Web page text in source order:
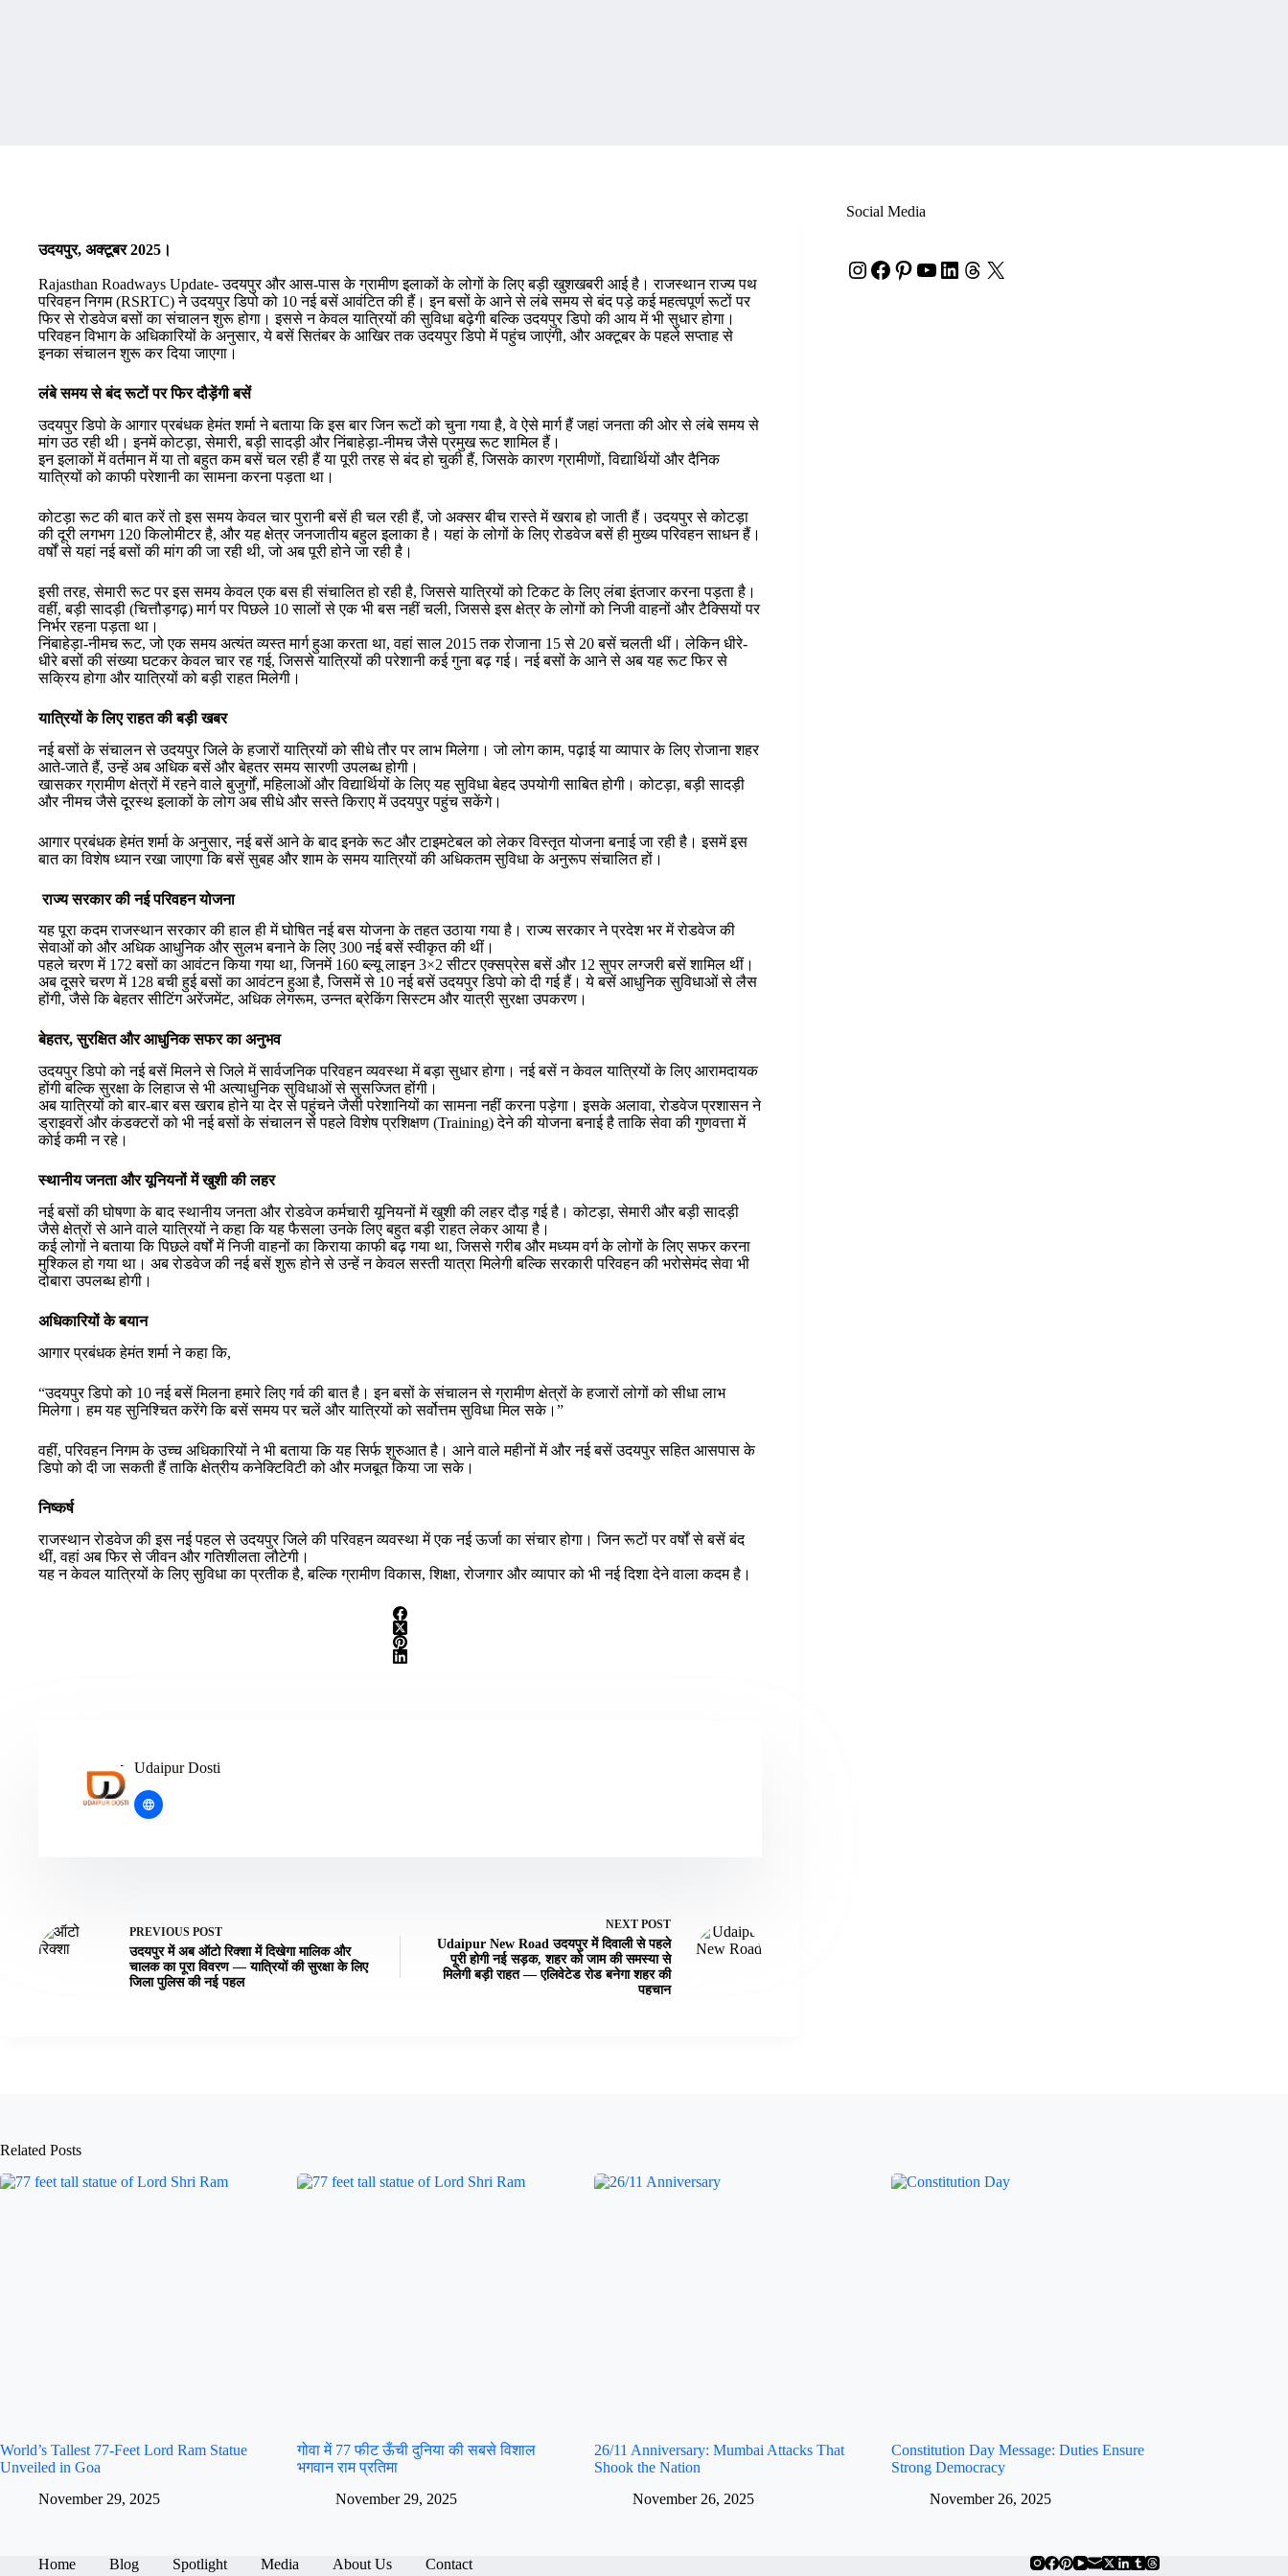
उदयपुर, अक्टूबर 2025।
Rajasthan Roadways Update- उदयपुर और आस-पास के ग्रामीण इलाकों के लोगों के लिए बड़ी खुशखबरी आई है। राजस्थान राज्य पथ
परिवहन निगम (RSRTC) ने उदयपुर डिपो को 10 नई बसें आवंटित की हैं। इन बसों के आने से लंबे समय से बंद पड़े कई महत्वपूर्ण रूटों पर
फिर से रोडवेज बसों का संचालन शुरू होगा। इससे न केवल यात्रियों की सुविधा बढ़ेगी बल्कि उदयपुर डिपो की आय में भी सुधार होगा।
परिवहन विभाग के अधिकारियों के अनुसार, ये बसें सितंबर के आखिर तक उदयपुर डिपो में पहुंच जाएंगी, और अक्टूबर के पहले सप्ताह से
इनका संचालन शुरू कर दिया जाएगा।
लंबे समय से बंद रूटों पर फिर दौड़ेंगी बसें
उदयपुर डिपो के आगार प्रबंधक हेमंत शर्मा ने बताया कि इस बार जिन रूटों को चुना गया है, वे ऐसे मार्ग हैं जहां जनता की ओर से लंबे समय से
मांग उठ रही थी। इनमें कोटड़ा, सेमारी, बड़ी सादड़ी और निंबाहेड़ा-नीमच जैसे प्रमुख रूट शामिल हैं।
इन इलाकों में वर्तमान में या तो बहुत कम बसें चल रही हैं या पूरी तरह से बंद हो चुकी हैं, जिसके कारण ग्रामीणों, विद्यार्थियों और दैनिक
यात्रियों को काफी परेशानी का सामना करना पड़ता था।
कोटड़ा रूट की बात करें तो इस समय केवल चार पुरानी बसें ही चल रही हैं, जो अक्सर बीच रास्ते में खराब हो जाती हैं। उदयपुर से कोटड़ा
की दूरी लगभग 120 किलोमीटर है, और यह क्षेत्र जनजातीय बहुल इलाका है। यहां के लोगों के लिए रोडवेज बसें ही मुख्य परिवहन साधन हैं।
वर्षों से यहां नई बसों की मांग की जा रही थी, जो अब पूरी होने जा रही है।
इसी तरह, सेमारी रूट पर इस समय केवल एक बस ही संचालित हो रही है, जिससे यात्रियों को टिकट के लिए लंबा इंतजार करना पड़ता है।
वहीं, बड़ी सादड़ी (चित्तौड़गढ़) मार्ग पर पिछले 10 सालों से एक भी बस नहीं चली, जिससे इस क्षेत्र के लोगों को निजी वाहनों और टैक्सियों पर
निर्भर रहना पड़ता था।
निंबाहेड़ा-नीमच रूट, जो एक समय अत्यंत व्यस्त मार्ग हुआ करता था, वहां साल 2015 तक रोजाना 15 से 20 बसें चलती थीं। लेकिन धीरे-
धीरे बसों की संख्या घटकर केवल चार रह गई, जिससे यात्रियों की परेशानी कई गुना बढ़ गई। नई बसों के आने से अब यह रूट फिर से
सक्रिय होगा और यात्रियों को बड़ी राहत मिलेगी।
यात्रियों के लिए राहत की बड़ी खबर
नई बसों के संचालन से उदयपुर जिले के हजारों यात्रियों को सीधे तौर पर लाभ मिलेगा। जो लोग काम, पढ़ाई या व्यापार के लिए रोजाना शहर
आते-जाते हैं, उन्हें अब अधिक बसें और बेहतर समय सारणी उपलब्ध होगी।
खासकर ग्रामीण क्षेत्रों में रहने वाले बुजुर्गों, महिलाओं और विद्यार्थियों के लिए यह सुविधा बेहद उपयोगी साबित होगी। कोटड़ा, बड़ी सादड़ी
और नीमच जैसे दूरस्थ इलाकों के लोग अब सीधे और सस्ते किराए में उदयपुर पहुंच सकेंगे।
आगार प्रबंधक हेमंत शर्मा के अनुसार, नई बसें आने के बाद इनके रूट और टाइमटेबल को लेकर विस्तृत योजना बनाई जा रही है। इसमें इस
बात का विशेष ध्यान रखा जाएगा कि बसें सुबह और शाम के समय यात्रियों की अधिकतम सुविधा के अनुरूप संचालित हों।
राज्य सरकार की नई परिवहन योजना
यह पूरा कदम राजस्थान सरकार की हाल ही में घोषित नई बस योजना के तहत उठाया गया है। राज्य सरकार ने प्रदेश भर में रोडवेज की
सेवाओं को और अधिक आधुनिक और सुलभ बनाने के लिए 300 नई बसें स्वीकृत की थीं।
पहले चरण में 172 बसों का आवंटन किया गया था, जिनमें 160 ब्ल्यू लाइन 3×2 सीटर एक्सप्रेस बसें और 12 सुपर लग्जरी बसें शामिल थीं।
अब दूसरे चरण में 128 बची हुई बसों का आवंटन हुआ है, जिसमें से 10 नई बसें उदयपुर डिपो को दी गई हैं। ये बसें आधुनिक सुविधाओं से लैस
होंगी, जैसे कि बेहतर सीटिंग अरेंजमेंट, अधिक लेगरूम, उन्नत ब्रेकिंग सिस्टम और यात्री सुरक्षा उपकरण।
बेहतर, सुरक्षित और आधुनिक सफर का अनुभव
उदयपुर डिपो को नई बसें मिलने से जिले में सार्वजनिक परिवहन व्यवस्था में बड़ा सुधार होगा। नई बसें न केवल यात्रियों के लिए आरामदायक
होंगी बल्कि सुरक्षा के लिहाज से भी अत्याधुनिक सुविधाओं से सुसज्जित होंगी।
अब यात्रियों को बार-बार बस खराब होने या देर से पहुंचने जैसी परेशानियों का सामना नहीं करना पड़ेगा। इसके अलावा, रोडवेज प्रशासन ने
ड्राइवरों और कंडक्टरों को भी नई बसों के संचालन से पहले विशेष प्रशिक्षण (Training) देने की योजना बनाई है ताकि सेवा की गुणवत्ता में
कोई कमी न रहे।
स्थानीय जनता और यूनियनों में खुशी की लहर
नई बसों की घोषणा के बाद स्थानीय जनता और रोडवेज कर्मचारी यूनियनों में खुशी की लहर दौड़ गई है। कोटड़ा, सेमारी और बड़ी सादड़ी
जैसे क्षेत्रों से आने वाले यात्रियों ने कहा कि यह फैसला उनके लिए बहुत बड़ी राहत लेकर आया है।
कई लोगों ने बताया कि पिछले वर्षों में निजी वाहनों का किराया काफी बढ़ गया था, जिससे गरीब और मध्यम वर्ग के लोगों के लिए सफर करना
मुश्किल हो गया था। अब रोडवेज की नई बसें शुरू होने से उन्हें न केवल सस्ती यात्रा मिलेगी बल्कि सरकारी परिवहन की भरोसेमंद सेवा भी
दोबारा उपलब्ध होगी।
अधिकारियों के बयान
आगार प्रबंधक हेमंत शर्मा ने कहा कि,
“उदयपुर डिपो को 10 नई बसें मिलना हमारे लिए गर्व की बात है। इन बसों के संचालन से ग्रामीण क्षेत्रों के हजारों लोगों को सीधा लाभ
मिलेगा। हम यह सुनिश्चित करेंगे कि बसें समय पर चलें और यात्रियों को सर्वोत्तम सुविधा मिल सके।”
वहीं, परिवहन निगम के उच्च अधिकारियों ने भी बताया कि यह सिर्फ शुरुआत है। आने वाले महीनों में और नई बसें उदयपुर सहित आसपास के
डिपो को दी जा सकती हैं ताकि क्षेत्रीय कनेक्टिविटी को और मजबूत किया जा सके।
निष्कर्ष
राजस्थान रोडवेज की इस नई पहल से उदयपुर जिले की परिवहन व्यवस्था में एक नई ऊर्जा का संचार होगा। जिन रूटों पर वर्षों से बसें बंद
थीं, वहां अब फिर से जीवन और गतिशीलता लौटेगी।
यह न केवल यात्रियों के लिए सुविधा का प्रतीक है, बल्कि ग्रामीण विकास, शिक्षा, रोजगार और व्यापार को भी नई दिशा देने वाला कदम है।
Udaipur Dosti
PREVIOUS POST
उदयपुर में अब ऑटो रिक्शा में दिखेगा मालिक और
चालक का पूरा विवरण — यात्रियों की सुरक्षा के लिए
जिला पुलिस की नई पहल
NEXT POST
Udaipur New Road उदयपुर में दिवाली से पहले
पूरी होगी नई सड़क, शहर को जाम की समस्या से
मिलेगी बड़ी राहत — एलिवेटेड रोड बनेगा शहर की
पहचान
Social Media
Instagram
Facebook
Pinterest
YouTube
LinkedIn
Threads
X
Related Posts
World’s Tallest 77-Feet Lord Ram Statue
Unveiled in Goa
November 29, 2025
गोवा में 77 फीट ऊँची दुनिया की सबसे विशाल
भगवान राम प्रतिमा
November 29, 2025
26/11 Anniversary: Mumbai Attacks That
Shook the Nation
November 26, 2025
Constitution Day Message: Duties Ensure
Strong Democracy
November 26, 2025
Home Blog Spotlight Media About Us
Contact